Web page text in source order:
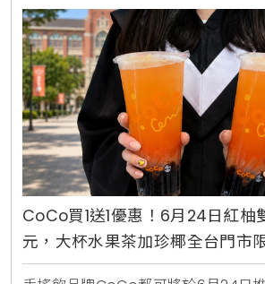
CoCo買1送1優惠！6月24日紅柚
元，大杯水果茶加珍椰全台門市